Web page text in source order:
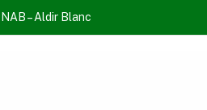
– Aldir Blanc